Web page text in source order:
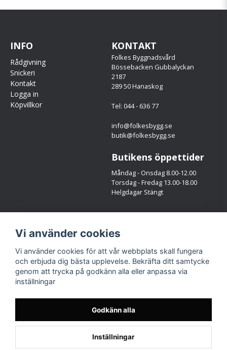
INFO
Rådgivning
Snickeri
Kontakt
Logga in
Köpvillkor
KONTAKT
Folkes Byggnadsvård
Bössebacken Gubbalyckan
2187
289 50 Hanaskog
Tel: 044 - 636 77
info@folkesbygg.se
butik@folkesbygg.se
Butikens öppettider
Måndag - Onsdag 8.00-12.00
Torsdag - Fredag 13.00-18.00
Helgdagar Stängt
Facebook
Instagram
Vi använder cookies
Vi använder cookies för att vår webbplats skall fungera
och erbjuda dig bästa upplevelse. Bekräfta ditt samtycke
genom att trycka på godkänn alla eller anpassa via
inställningar
Godkänn alla
Inställningar